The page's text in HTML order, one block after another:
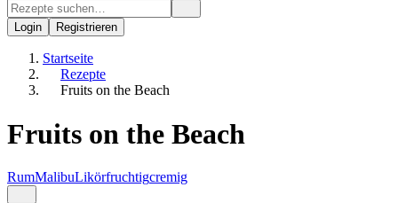
Login Registrieren
Startseite
Rezepte
Fruits on the Beach
Fruits on the Beach
RumMalibuLikörfruchtigcremig